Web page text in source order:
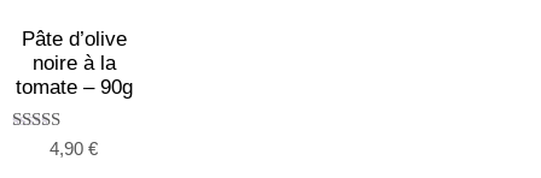
Pâte d’olive
noire à la
tomate – 90g
Note
5.00
4,90€